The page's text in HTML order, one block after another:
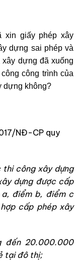
xin giấy phép xây
dựng sai phép và
dựng đã xuống
công trình của
dựng không?
NĐ-CP quy
công xây dựng
dựng được cấp
điểm b, điểm c
cấp phép xây
đến 20.000.000
tại đô thị;